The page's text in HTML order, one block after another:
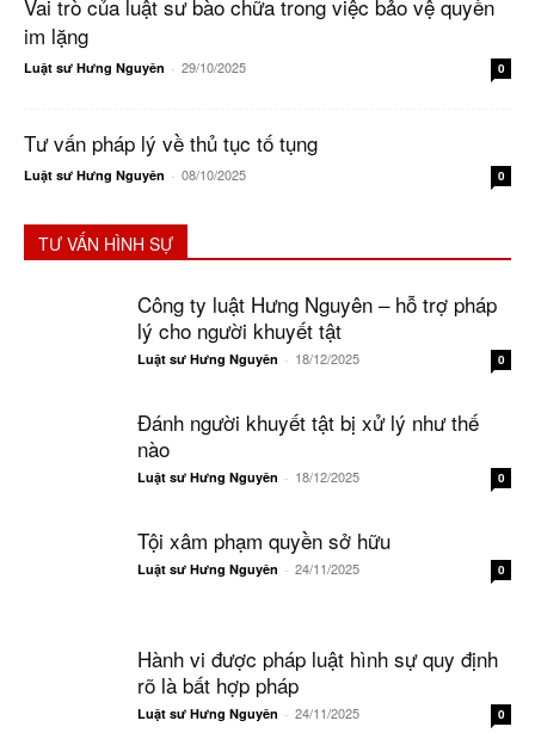
Vai trò của luật sư bào chữa trong việc bảo vệ quyền
im lặng
Luật sư Hưng Nguyên - 29/10/2025 0
Tư vấn pháp lý về thủ tục tố tụng
Luật sư Hưng Nguyên - 08/10/2025 0
TƯ VẤN HÌNH SỰ
Công ty luật Hưng Nguyên – hỗ trợ pháp
lý cho người khuyết tật
Luật sư Hưng Nguyên - 18/12/2025 0
Đánh người khuyết tật bị xử lý như thế
nào
Luật sư Hưng Nguyên - 18/12/2025 0
Tội xâm phạm quyền sở hữu
Luật sư Hưng Nguyên - 24/11/2025 0
Hành vi được pháp luật hình sự quy định
rõ là bất hợp pháp
Luật sư Hưng Nguyên - 24/11/2025 0